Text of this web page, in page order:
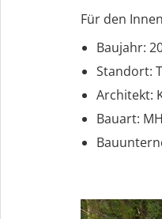
Für den
Baujahr:
Standort:
Architekt:
Bauart: